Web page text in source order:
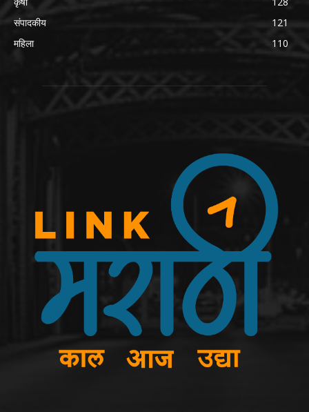
संपादकीय
121
महिला
110